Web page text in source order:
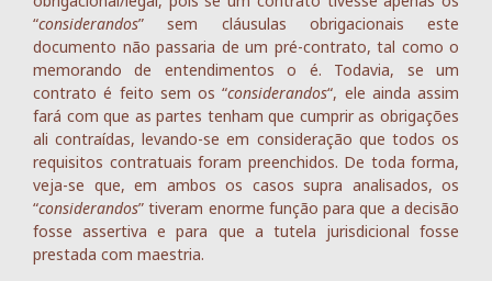
“considerandos” sem cláusulas obrigacionais este
documento não passaria de um pré-contrato, tal como o
memorando de entendimentos o é. Todavia, se um
contrato é feito sem os “considerandos“, ele ainda assim
fará com que as partes tenham que cumprir as obrigações
ali contraídas, levando-se em consideração que todos os
requisitos contratuais foram preenchidos. De toda forma,
veja-se que, em ambos os casos supra analisados, os
“considerandos” tiveram enorme função para que a decisão
fosse assertiva e para que a tutela jurisdicional fosse
prestada com maestria.